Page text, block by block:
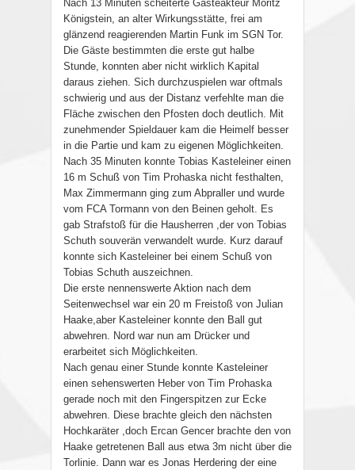
Nach 13 Minuten scheiterte Gästeakteur Moritz
Königstein, an alter Wirkungsstätte, frei am
glänzend reagierenden Martin Funk im SGN Tor.
Die Gäste bestimmten die erste gut halbe
Stunde, konnten aber nicht wirklich Kapital
daraus ziehen. Sich durchzuspielen war oftmals
schwierig und aus der Distanz verfehlte man die
Fläche zwischen den Pfosten doch deutlich. Mit
zunehmender Spieldauer kam die Heimelf besser
in die Partie und kam zu eigenen Möglichkeiten.
Nach 35 Minuten konnte Tobias Kasteleiner einen
16 m Schuß von Tim Prohaska nicht festhalten,
Max Zimmermann ging zum Abpraller und wurde
vom FCA Tormann von den Beinen geholt. Es
gab Strafstoß für die Hausherren ,der von Tobias
Schuth souverän verwandelt wurde. Kurz darauf
konnte sich Kasteleiner bei einem Schuß von
Tobias Schuth auszeichnen.
Die erste nennenswerte Aktion nach dem
Seitenwechsel war ein 20 m Freistoß von Julian
Haake,aber Kasteleiner konnte den Ball gut
abwehren. Nord war nun am Drücker und
erarbeitet sich Möglichkeiten.
Nach genau einer Stunde konnte Kasteleiner
einen sehenswerten Heber von Tim Prohaska
gerade noch mit den Fingerspitzen zur Ecke
abwehren. Diese brachte gleich den nächsten
Hochkaräter ,doch Ercan Gencer brachte den von
Haake getretenen Ball aus etwa 3m nicht über die
Torlinie. Dann war es Jonas Herdering der eine